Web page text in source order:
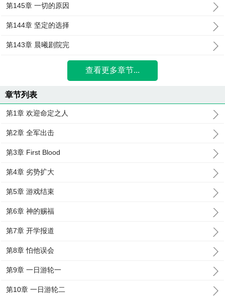
第145章 一切的原因
第144章 坚定的选择
第143章 晨曦剧院完
查看更多章节...
章节列表
第1章 欢迎命定之人
第2章 全军出击
第3章 First Blood
第4章 劣势扩大
第5章 游戏结束
第6章 神的赐福
第7章 开学报道
第8章 怕他误会
第9章 一日游轮一
第10章 一日游轮二